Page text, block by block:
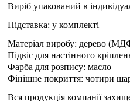
Виріб упакований в
Підставка: у комплекті
Матеріал виробу: дерево
Підвіс для настінного
Фарба для розпису: масло
Фінішне покриття: чотири
Вся продукція компанії